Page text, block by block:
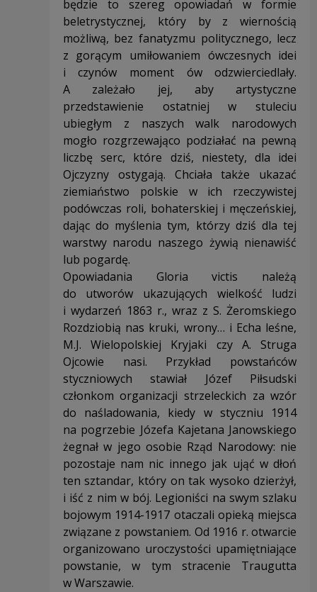
będzie to szereg opowiadań w formie
beletrystycznej, który by z wiernością
możliwą, bez fanatyzmu politycznego, lecz
z gorącym umiłowaniem ówczesnych idei
i czynów moment ów odzwierciedlały.
A zależało jej, aby artystyczne
przedstawienie ostatniej w stuleciu
ubiegłym z naszych walk narodowych
mogło rozgrzewająco podziałać na pewną
liczbę serc, które dziś, niestety, dla idei
Ojczyzny ostygają. Chciała także ukazać
ziemiaństwo polskie w ich rzeczywistej
podówczas roli, bohaterskiej i męczeńskiej,
dając do myślenia tym, którzy dziś dla tej
warstwy narodu naszego żywią nienawiść
lub pogardę.
Opowiadania Gloria victis należą
do utworów ukazujących wielkość ludzi
i wydarzeń 1863 r., wraz z S. Żeromskiego
Rozdziobią nas kruki, wrony… i Echa leśne,
M.J. Wielopolskiej Kryjaki czy A. Struga
Ojcowie nasi. Przykład powstańców
styczniowych stawiał Józef Piłsudski
członkom organizacji strzeleckich za wzór
do naśladowania, kiedy w styczniu 1914
na pogrzebie Józefa Kajetana Janowskiego
żegnał w jego osobie Rząd Narodowy: nie
pozostaje nam nic innego jak ująć w dłoń
ten sztandar, który on tak wysoko dzierżył,
i iść z nim w bój. Legioniści na swym szlaku
bojowym 1914-1917 otaczali opieką miejsca
związane z powstaniem. Od 1916 r. otwarcie
organizowano uroczystości upamiętniające
powstanie, w tym stracenie Traugutta
w Warszawie.